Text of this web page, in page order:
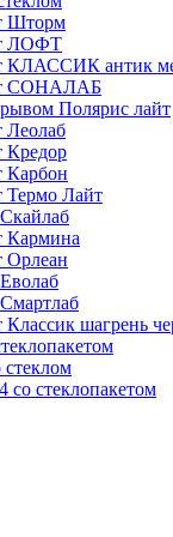
Шторм
ЛОФТ
КЛАССИК антик
СОНАЛАБ
Полярис лайт
Леолаб
Кредор
Карбон
Термо Лайт
Кармина
Орлеан
шагрень
со стеклопакетом